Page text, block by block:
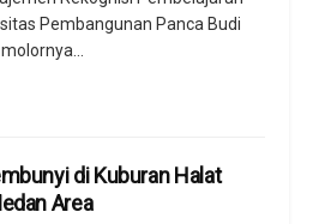
Pembangunan Panca Budi
di Kuburan Halat
Area